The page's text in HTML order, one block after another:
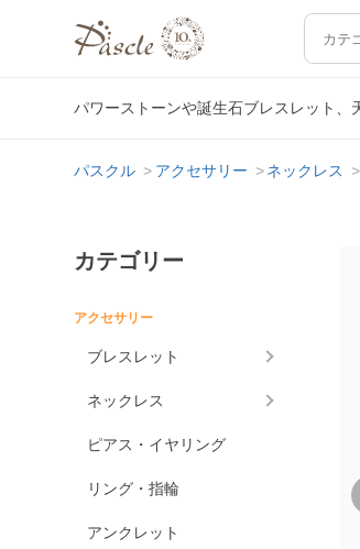
パワーストーンや誕生石ブレスレット、
パスクル アクセサリー ネックレス
カテゴリー
アクセサリー
ブレスレット
ネックレス
ピアス・イヤリング
リング・指輪
アンクレット